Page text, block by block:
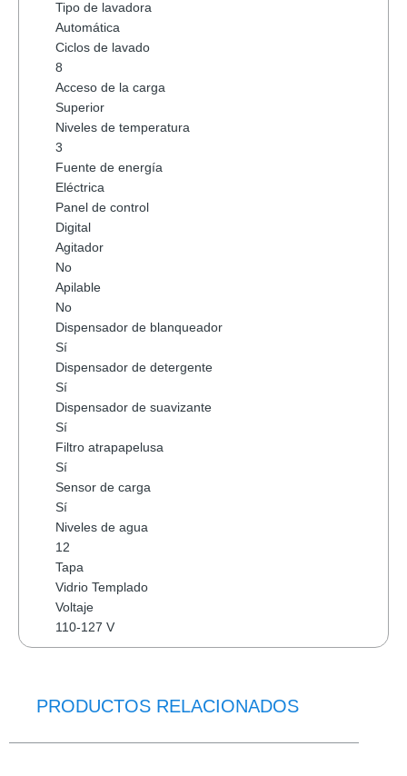
Tipo de lavadora
Automática
Ciclos de lavado
8
Acceso de la carga
Superior
Niveles de temperatura
3
Fuente de energía
Eléctrica
Panel de control
Digital
Agitador
No
Apilable
No
Dispensador de blanqueador
Sí
Dispensador de detergente
Sí
Dispensador de suavizante
Sí
Filtro atrapapelusa
Sí
Sensor de carga
Sí
Niveles de agua
12
Tapa
Vidrio Templado
Voltaje
110-127 V
PRODUCTOS RELACIONADOS